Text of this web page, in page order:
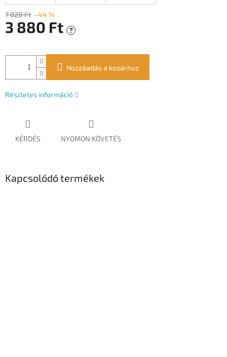
7 028 Ft –44 %
3 880 Ft ?
Hozzáadás a kosárhoz
Részletes információ
KÉRDÉS NYOMON KÖVETÉS
Kapcsolódó termékek